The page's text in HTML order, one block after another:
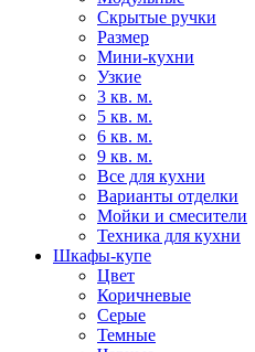
Скрытые ручки
Размер
Мини-кухни
Узкие
3 кв. м.
5 кв. м.
6 кв. м.
9 кв. м.
Все для кухни
Варианты отделки
Мойки и смесители
Техника для кухни
Шкафы-купе
Цвет
Коричневые
Серые
Темные